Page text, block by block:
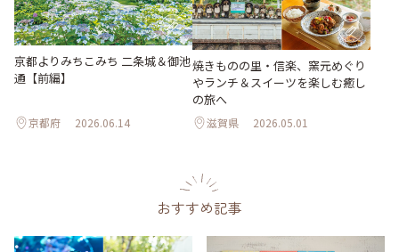
京都よりみちこみち 二条城＆御池
通【前編】
京都府 2026.06.14
焼きものの里・信楽、窯元めぐり
やランチ＆スイーツを楽しむ癒し
の旅へ
滋賀県 2026.05.01
おすすめ記事